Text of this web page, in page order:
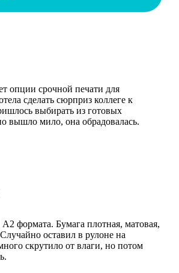
опции срочной печати для
сделать сюрприз коллеге к
выбирать из готовых
вышло мило, она обрадовалась.
формата. Бумага плотная, матовая,
оставил в рулоне на
скрутило от влаги, но потом